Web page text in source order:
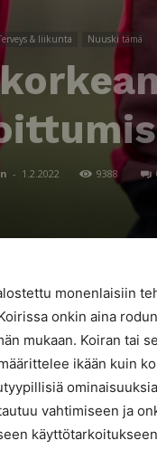
& liikunta Nuuski tämä
- 1.2.2022 9388
monenlaisiin
onkin aina
mukaan. Koiran tai
ikään kuin
vahtimiseen ja